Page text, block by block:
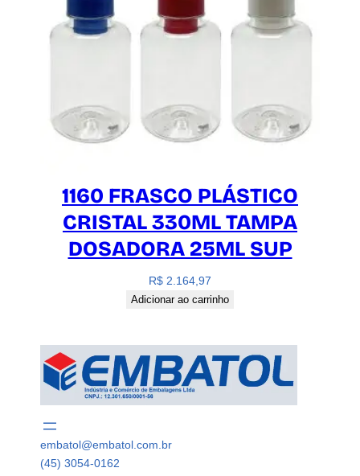
1160 FRASCO PLÁSTICO
CRISTAL 330ML TAMPA
DOSADORA 25ML SUP
R$ 2.164,97
Adicionar ao carrinho
embatol@embatol.com.br
(45) 3054-0162